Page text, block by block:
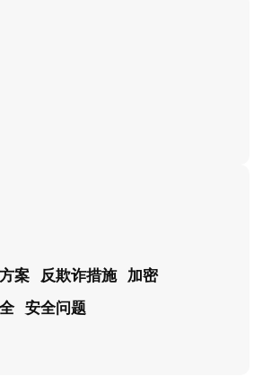
案 反欺诈措施 加密
安全问题